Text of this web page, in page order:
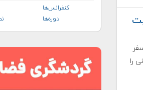
سفر
را
کنفرانس‌ها
دوره‌ها